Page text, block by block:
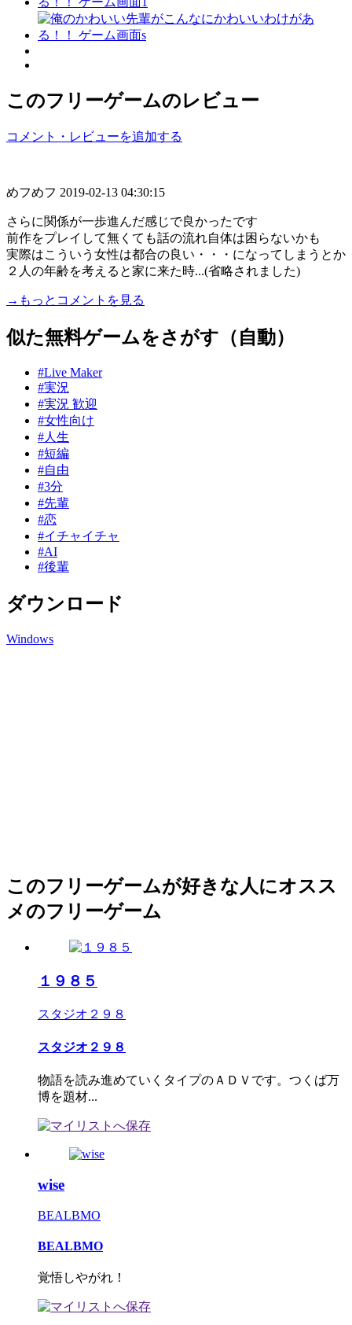
このフリーゲームのレビュー
コメント・レビューを追加する
めフめフ 2019-02-13 04:30:15
さらに関係が一歩進んだ感じで良かったです
前作をプレイして無くても話の流れ自体は困らないかも
実際はこういう女性は都合の良い・・・になってしまうとか
２人の年齢を考えると家に来た時...(省略されました)
→もっとコメントを見る
似た無料ゲームをさがす（自動）
#Live Maker
#実況
#実況 歓迎
#女性向け
#人生
#短編
#自由
#3分
#先輩
#恋
#イチャイチャ
#AI
#後輩
ダウンロード
Windows
このフリーゲームが好きな人にオスス
メのフリーゲーム
１９８５
スタジオ２９８
スタジオ２９８
物語を読み進めていくタイプのＡＤＶです。つくば万
博を題材...
wise
BEALBMO
BEALBMO
覚悟しやがれ！